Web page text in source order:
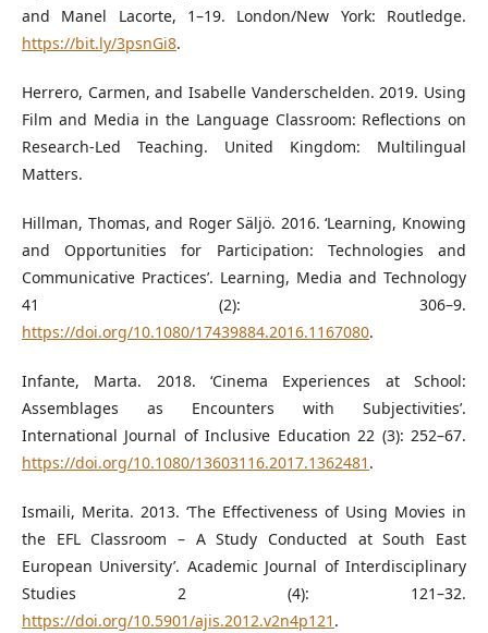
and Manel Lacorte, 1–19. London/New York: Routledge.
https://bit.ly/3psnGi8.
Herrero, Carmen, and Isabelle Vanderschelden. 2019. Using
Film and Media in the Language Classroom: Reflections on
Research-Led Teaching. United Kingdom: Multilingual
Matters.
Hillman, Thomas, and Roger Säljö. 2016. ‘Learning, Knowing
and Opportunities for Participation: Technologies and
Communicative Practices’. Learning, Media and Technology
41 (2): 306–9.
https://doi.org/10.1080/17439884.2016.1167080.
Infante, Marta. 2018. ‘Cinema Experiences at School:
Assemblages as Encounters with Subjectivities’.
International Journal of Inclusive Education 22 (3): 252–67.
https://doi.org/10.1080/13603116.2017.1362481 .
Ismaili, Merita. 2013. ‘The Effectiveness of Using Movies in
the EFL Classroom – A Study Conducted at South East
European University’. Academic Journal of Interdisciplinary
Studies 2 (4): 121–32.
https://doi.org/10.5901/ajis.2012.v2n4p121 .